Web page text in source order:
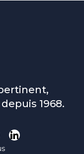
1968.